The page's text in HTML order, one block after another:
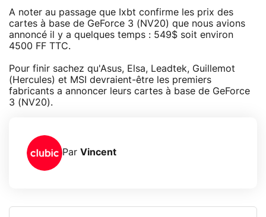
A noter au passage que Ixbt confirme les prix des
cartes à base de GeForce 3 (NV20) que nous avions
annoncé il y a quelques temps : 549$ soit environ
4500 FF TTC.
Pour finir sachez qu'Asus, Elsa, Leadtek, Guillemot
(Hercules) et MSI devraient-être les premiers
fabricants a annoncer leurs cartes à base de GeForce
3 (NV20).
Par Vincent